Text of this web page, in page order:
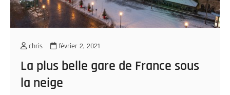
chris février 2, 2021
La plus belle gare de France sous
la neige